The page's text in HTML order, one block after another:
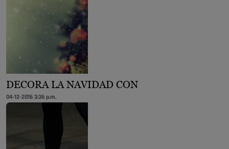
DECORA LA NAVIDAD CON
04-12-2016 3:36 p.m.